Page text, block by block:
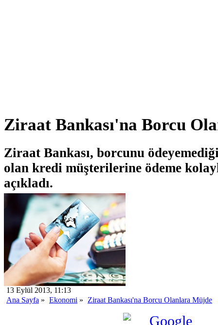
Ziraat Bankası'na Borcu
Ziraat Bankası, borcunu
olan kredi müşterilerine ödeme
açıkladı.
13 Eylül 2013, 11:13
Ana Sayfa » Ekonomi » Ziraat Bankası'na Borcu Olanlara Müjde